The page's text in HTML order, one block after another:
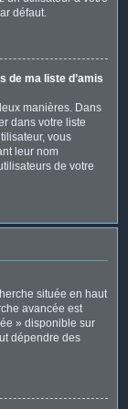
défaut.
de ma liste d’amis
manières. Dans
dans votre liste
vous
leur nom
de votre
située en haut
avancée est
» disponible sur
dépendre des